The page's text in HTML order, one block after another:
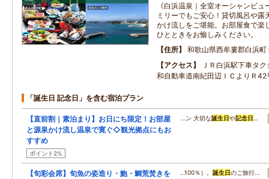
《白浜温泉｜全室オーシャンビ
ミリーでもご安心！貸切風呂や
かけ流しをご堪能。お部屋食で楽
ひとときをお愉しみください。
住所
和歌山県西牟婁郡白浜町
アクセス
ＪＲ白浜駅下車タ
和自動車道南紀田辺ＩＣよりＲ
「誕生日 記念日」を含む宿泊プラン
【直前割｜素泊まり】お日にち限定！お部屋
と源泉かけ流し温泉で寛ぐ◇観光拠点にもお
すすめ
ポイント2%
…ン 大切な誕生日や記念日 …
【旬彩会席】旬魚の姿造り・鮑・鯛荒焚きを
…100％）。 誕生日のご旅行…